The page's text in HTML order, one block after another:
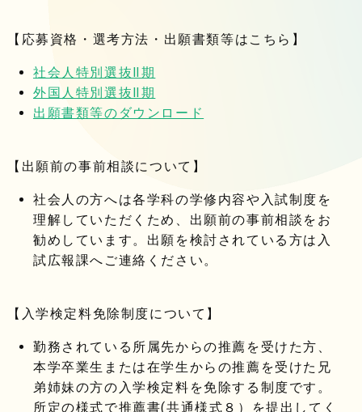
【応募資格・選考方法・出願書類等はこちら】
社会人特別選抜Ⅱ期
外国人特別選抜Ⅱ期
出願書類等のダウンロード
【出願前の事前相談について】
社会人の方へは各学科の学修内容や入試制度を
理解していただくため、出願前の事前相談をお
勧めしています。出願を検討されている方は入
試広報課へご連絡ください。
【入学検定料免除制度について】
勤務されている所属先からの推薦を受けた方、
本学卒業生または在学生からの推薦を受けた兄
弟姉妹の方の入学検定料を免除する制度です。
所定の様式で推薦書(共通様式８）を提出してく